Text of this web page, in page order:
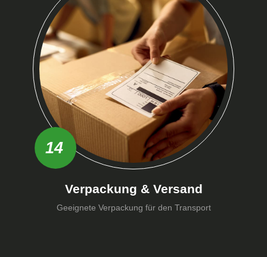
14
Verpackung & Versand
Geeignete Verpackung für den Transport